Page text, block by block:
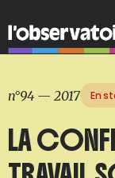
n°94 — 2017 En
LA